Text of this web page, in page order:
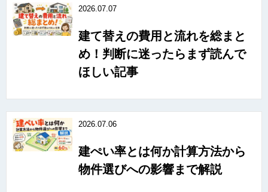
2026.07.07
建て替えの費用と流れを総まと
め！判断に迷ったらまず読んで
ほしい記事
2026.07.06
建ぺい率とは何か計算方法から
物件選びへの影響まで解説